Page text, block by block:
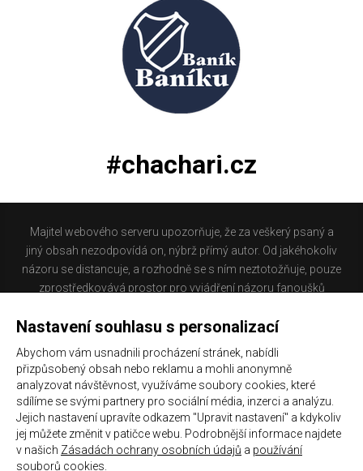
#chachari.cz
Majitel webového serveru upozorňuje, že za veškerý psaný a
jiný obsah nezodpovídá on, nýbrž přímý autor. Od jakéhokoliv
názoru se distancuje, a rozhodně se s ním neztotožňuje, pouze
zprostředkovává prostor pro vyjádření názoru fanoušků
nacházíte obsahuje materiál, který někteří lidé mohou
nejsou dle právní úpravy zákona č. 480/2004 Sb., o některých
službách informační společnosti a o změně některých zákonů
(zákon o některých službách informační společnosti) a
zejména §6 citovaného zákona, odpovědni za příspěvky
návštěvníků těchto stránek.
Nastavení souhlasu s personalizací
Abychom vám usnadnili procházení stránek, nabídli
přizpůsobený obsah nebo reklamu a mohli anonymně
analyzovat návštěvnost, využíváme soubory cookies, které
sdílíme se svými partnery pro sociální média, inzerci a analýzu.
Jejich nastavení upravíte odkazem "Upravit nastavení" a kdykoliv
jej můžete změnit v patičce webu. Podrobnější informace najdete
v našich Zásadách ochrany osobních údajů a používání
souborů cookies